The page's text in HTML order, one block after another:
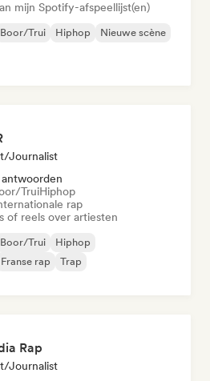
mijn Spotify-afspeellijst(en)
Boor/Trui Hiphop
Nieuwe scène
Journalist
TruiHiphop
rap
of reels over artiesten
Boor/Trui
Hiphop
Franse rap
Trap
Rap
Journalist